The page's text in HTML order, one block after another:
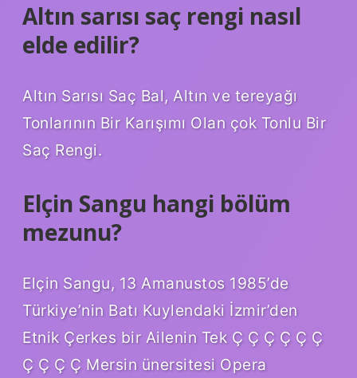
Altın sarısı saç rengi nasıl
elde edilir?
Altın Sarısı Saç Bal, Altın ve tereyağı
Tonlarının Bir Karışımı Olan çok Tonlu Bir
Saç Rengi.
Elçin Sangu hangi bölüm
mezunu?
Elçin Sangu, 13 Amanustos 1985’de
Türkiye’nin Batı Kuylendaki İzmir’den
Etnik Çerkes bir Ailenin Tek Ç Ç Ç Ç Ç Ç
Ç Ç Ç Ç Mersin ünersitesi Opera